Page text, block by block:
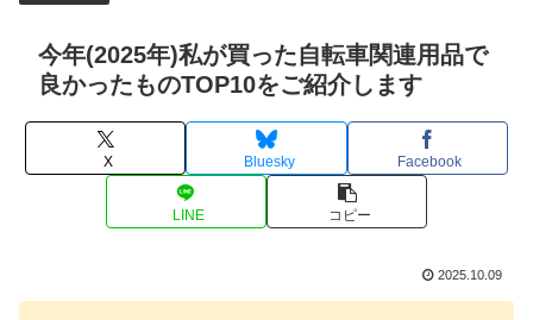
今年(2025年)私が買った自転車関連用品で
良かったものTOP10をご紹介します
X Bluesky Facebook
LINE コピー
2025.10.09